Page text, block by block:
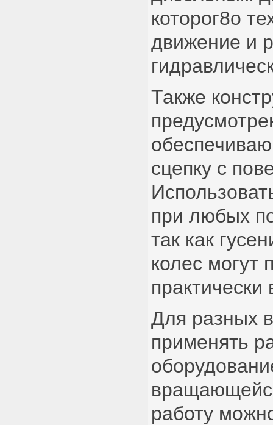
которог8о
движение и
Также
сцепку с
при любых
так как
колес могут
практически
Для разных
применять
работу